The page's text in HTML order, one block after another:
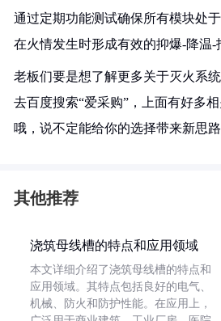
通过定期功能测试确保所有模块处
在火情发生时形成有效的抑爆-降温-
老板们要是想了解更多关于灭火系
去百度搜索“爱采购”，上面有好多
哦，说不定能给你的选择带来新思
其他推荐
浇筑母线槽的特点和应用领域
本文详细介绍了浇筑母线槽的特点和
应用领域。其特点包括良好的电气、
机械、防火和防护性能。在应用上，